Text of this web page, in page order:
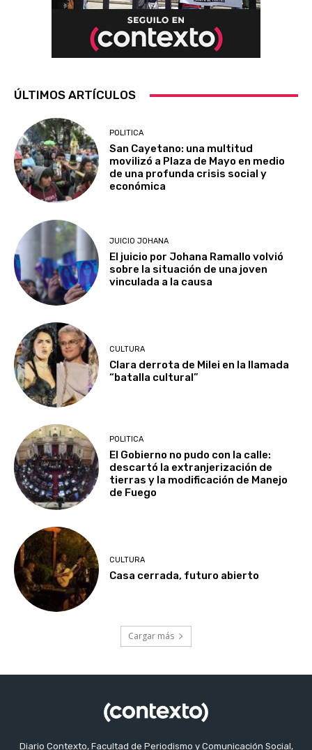
ÚLTIMOS ARTÍCULOS
POLITICA
San Cayetano: una multitud
movilizó a Plaza de Mayo en medio
de una profunda crisis social y
económica
JUICIO JOHANA
El juicio por Johana Ramallo volvió
sobre la situación de una joven
vinculada a la causa
CULTURA
Clara derrota de Milei en la llamada
“batalla cultural”
POLITICA
El Gobierno no pudo con la calle:
descartó la extranjerización de
tierras y la modificación de Manejo
de Fuego
CULTURA
Casa cerrada, futuro abierto
Cargar más
Diario Contexto, Facultad de Periodismo y Comunicación Social,